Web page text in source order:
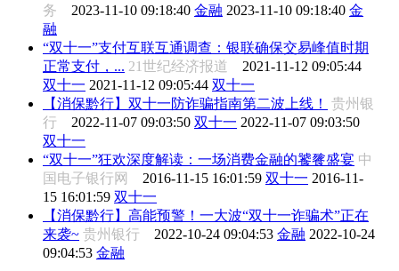
务 2023-11-10 09:18:40 金融 2023-11-10 09:18:40 金
融
“双十一”支付互联互通调查：银联确保交易峰值时期
正常支付，... 21世纪经济报道 2021-11-12 09:05:44
双十一 2021-11-12 09:05:44 双十一
【消保黔行】双十一防诈骗指南第二波上线！
贵州银
行 2022-11-07 09:03:50 双十一 2022-11-07 09:03:50
双十一
“双十一”狂欢深度解读：一场消费金融的饕餮盛宴 中
国电子银行网 2016-11-15 16:01:59 双十一 2016-11-
15 16:01:59 双十一
【消保黔行】高能预警！一大波“双十一诈骗术”正在
来袭~ 贵州银行 2022-10-24 09:04:53 金融 2022-10-24
09:04:53 金融